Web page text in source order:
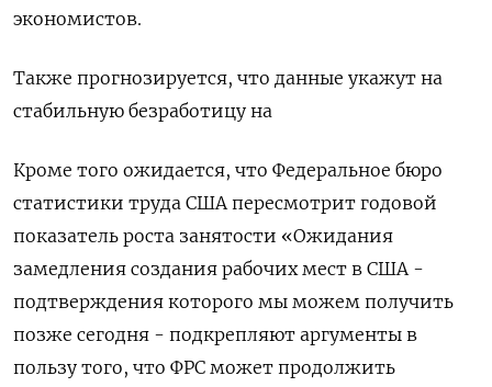
экономистов.
Также прогнозируется, что данные ​укажут на
стабильную безработицу на
Кроме того ожидается, что Федеральное бюро
статистики труда США пересмотрит годовой
показатель роста занятости «Ожидания
замедления создания рабочих мест в США -
подтверждения которого мы можем получить
позже сегодня - подкрепляют аргументы в
пользу того, что ФРС может продолжить